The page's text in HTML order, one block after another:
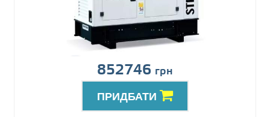
852746 грн
ПРИДБАТИ